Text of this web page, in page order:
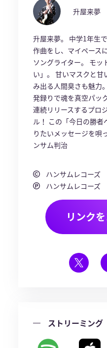
升屋来夢
升屋来夢。 中学1年生
作曲をし、マイペース
ソングライター。 モ
い」。 甘いマスクと甘
み出る人間臭さも魅力
発録りで魂を真空パッ
連続リリースするプロ
ル！ この「今日の勝
りたいメッセージを唄
ンサム判治
ハンサムレコーズ
ハンサムレコーズ
リンク
ストリーミング